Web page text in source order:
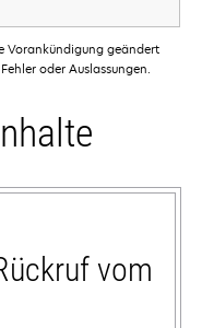
Vorankündigung geändert
oder Auslassungen.
vom